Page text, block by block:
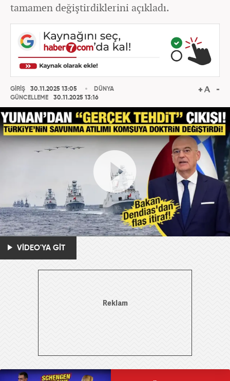
tamamen değiştirdiklerini açıkladı.
GİRİŞ
30.11.2025 13:05
GÜNCELLEME
30.11.2025 13:16
DÜNYA
VİDEO'YA GİT